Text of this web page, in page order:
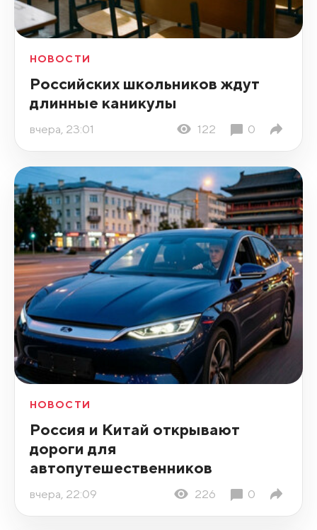
НОВОСТИ
Российских школьников ждут
длинные каникулы
вчера, 23:01 122 0
НОВОСТИ
Россия и Китай открывают
дороги для
автопутешественников
вчера, 22:09 226 0